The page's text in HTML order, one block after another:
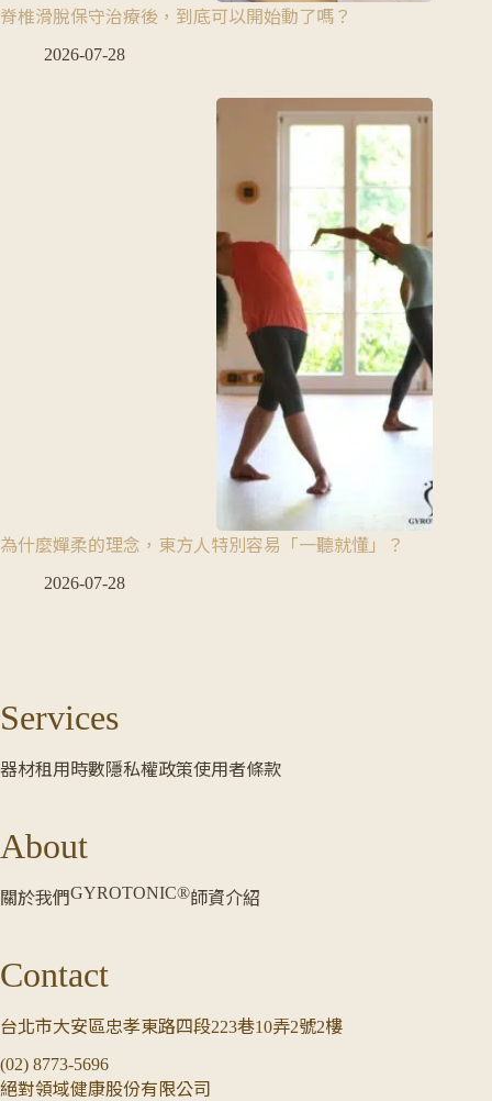
脊椎滑脫保守治療後，到底可以開始動了嗎？
2026-07-28
為什麼嬋柔的理念，東方人特別容易「一聽就懂」？
2026-07-28
Services
器材租用時數隱私權政策使用者條款
About
關於我們GYROTONIC®師資介紹
Contact
台北市大安區忠孝東路四段223巷10弄2號2樓
(02) 8773-5696
絕對領域健康股份有限公司